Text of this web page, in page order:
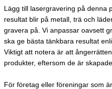
Lägg till lasergravering på denna
resultat blir på metall, trä och
gravera på. Vi anpassar oavsett
ska ge bästa tänkbara resultat
Viktigt att notera är att
produkter, eftersom de är
För företag eller föreningar som